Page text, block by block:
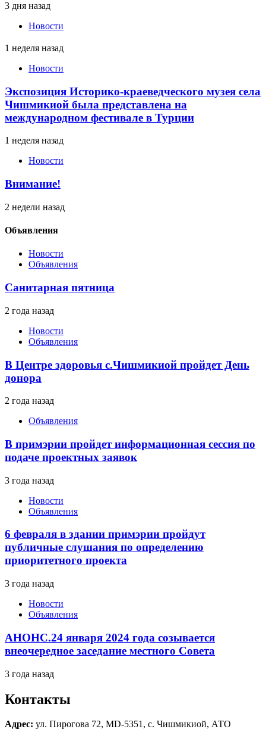
3 дня назад
Новости
1 неделя назад
Новости
Экспозиция Историко-краеведческого музея села
Чишмикиой была представлена на
международном фестивале в Турции
1 неделя назад
Новости
Внимание!
2 недели назад
Объявления
Новости
Объявления
Санитарная пятница
2 года назад
Новости
Объявления
В Центре здоровья с.Чишмикиой пройдет День
донора
2 года назад
Объявления
В примэрии пройдет информационная сессия по
подаче проектных заявок
3 года назад
Новости
Объявления
6 февраля в здании примэрии пройдут
публичные слушания по определению
приоритетного проекта
3 года назад
Новости
Объявления
АНОНС.24 января 2024 года созывается
внеочередное заседание местного Совета
3 года назад
Контакты
Адрес: ул. Пирогова 72, MD-5351, с. Чишмикиой, АТО